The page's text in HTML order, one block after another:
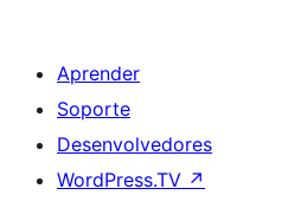
Aprender
Soporte
Desenvolvedores
WordPress.TV ↗